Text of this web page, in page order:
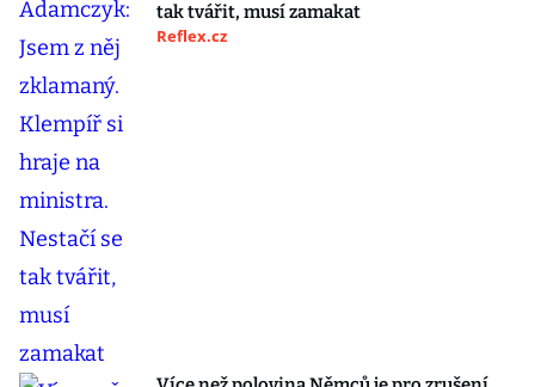
tak tvářit, musí zamakat
Reflex.cz